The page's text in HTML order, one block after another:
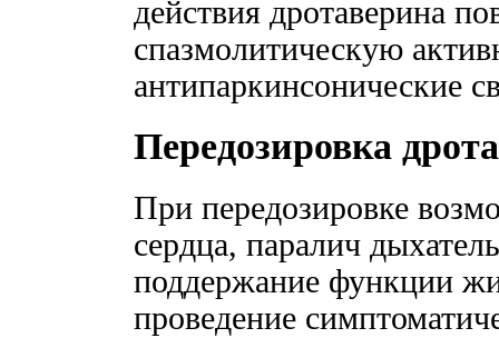
действия дротаверина
спазмолитическую
антипаркинсонические
Передозировка
При передозировке
сердца, паралич
поддержание функции
проведение